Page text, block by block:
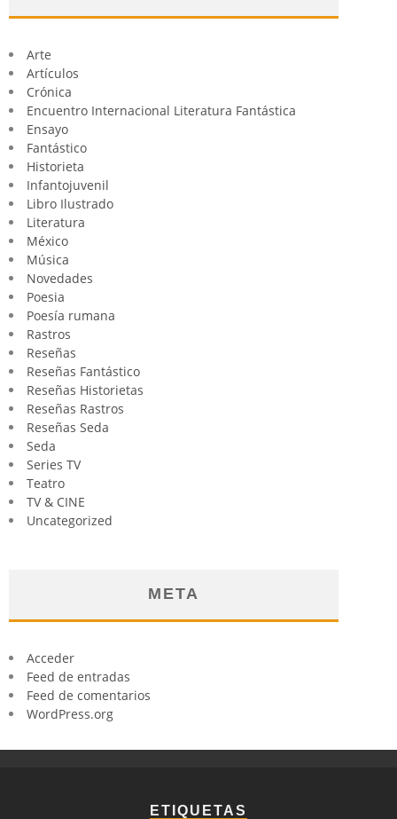
Arte
Artículos
Crónica
Encuentro Internacional Literatura Fantástica
Ensayo
Fantástico
Historieta
Infantojuvenil
Libro Ilustrado
Literatura
México
Música
Novedades
Poesia
Poesía rumana
Rastros
Reseñas
Reseñas Fantástico
Reseñas Historietas
Reseñas Rastros
Reseñas Seda
Seda
Series TV
Teatro
TV & CINE
Uncategorized
META
Acceder
Feed de entradas
Feed de comentarios
WordPress.org
ETIQUETAS